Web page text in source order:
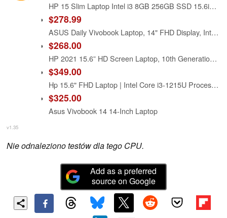
HP 15 Slim Laptop Intel i3 8GB 256GB SSD 15.6in FHD Silver (15FD-Renewed)
$278.99
ASUS Daily Vivobook Laptop, 14" FHD Display, Intel Core i3-1215U, 8GB RAM, 256GB SSD, Wi-Fi 6, HDMI, Webcam, Touchpad, Windows 11 Home, Blue
$268.00
HP 2021 15.6” HD Screen Laptop, 10th Generation Intel Core i3-1005G1 Dual-Core Processor, 8 GB DDR4 RAM, 256 GB PCIe NVMe M.2 SSD, Intel UHD Graphics, Wi-Fi, Webcam, Windows 10 Home in S Mode
$349.00
Hp 15.6" FHD Laptop | Intel Core i3-1215U Processor | Intel UHD Graphics | Fingerprint | 8GB RAM | 256GB SSD | Windows 11 Home | Bundle with USB 3.0 Hub
$325.00
Asus Vivobook 14 14-Inch Laptop
v1.35
Nie odnaleziono testów dla tego CPU.
Add as a preferred
source on Google